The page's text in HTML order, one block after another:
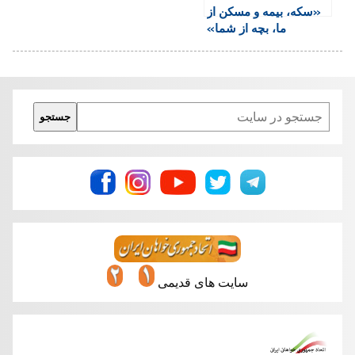
«سکه، بيمه و مسکن از
ما، بچه از شما»
Search
جستجو
سایت های قدیمی